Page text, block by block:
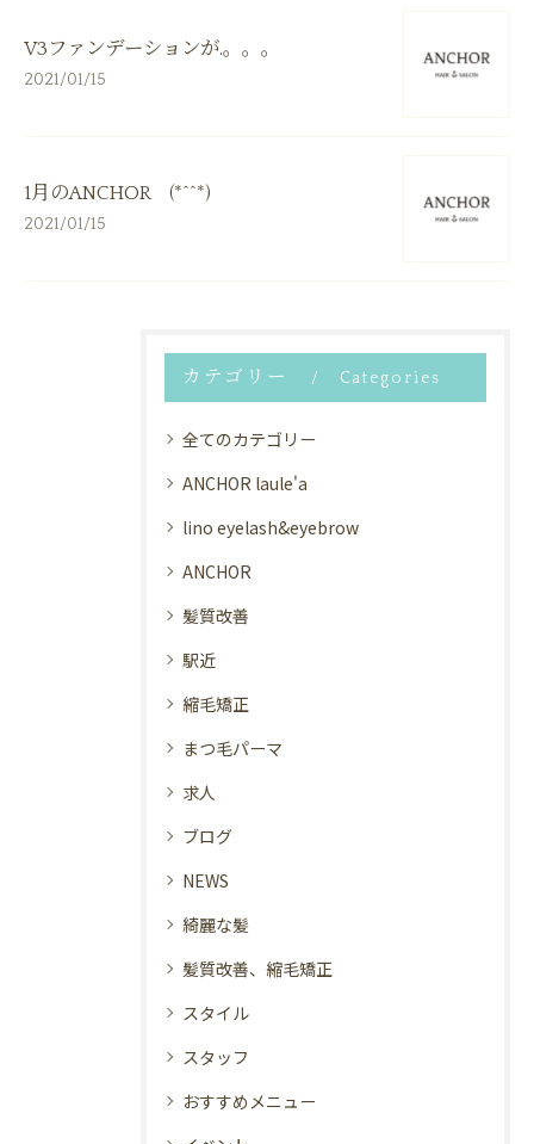
V3ファンデーションが.。。。
2021/01/15
1月のANCHOR (*^^*)
2021/01/15
カテゴリー Categories
全てのカテゴリー
ANCHOR laule'a
lino eyelash&eyebrow
ANCHOR
髪質改善
駅近
縮毛矯正
まつ毛パーマ
求人
ブログ
NEWS
綺麗な髪
髪質改善、縮毛矯正
スタイル
スタッフ
おすすめメニュー